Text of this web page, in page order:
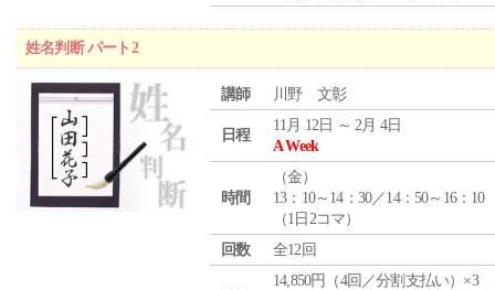
姓名判断 パート2
講師 川野 文彰
日程
11月 12日 ～ 2月 4日
A Week
時間
（金）
13：10～14：30／14：50～16：10
（1日2コマ）
回数
全12回
14,850円（4回／分割支払い）×3